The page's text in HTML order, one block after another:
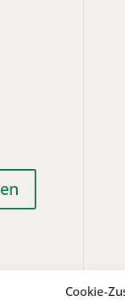
Cookie-